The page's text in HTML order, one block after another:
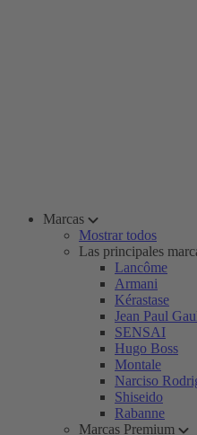
Marcas
Mostrar todos
Las principales
Lancôme
Armani
Kérastase
Jean Paul
SENSAI
Hugo Boss
Montale
Narciso
Shiseido
Rabanne
Marcas Premium